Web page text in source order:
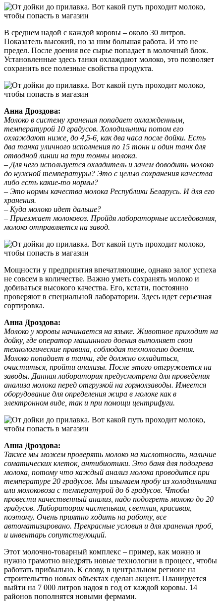
В среднем надой с каждой коровы – около 30 литров.
Показатель высокий, но за ним большая работа. И это не
предел. После доения все сырье попадает в молочный блок.
Установленные здесь танки охлаждают молоко, это позволяет
сохранить все полезные свойства продукта.
Анна Дроздова:
Молоко в систему хранения попадает охлажденным,
температурой 10 градусов. Холодильники потом его
охлаждают ниже, до 4,5-6, как два часа после дойки. Есть
два танка уличного исполнения по 15 тонн и один танк для
отводной линии на три тонны молока.
– Для чего используется охладитель и зачем доводить молоко
до нужной температуры? Это с целью сохранения качества
либо есть какие-то нормы?
– Это нормы качества молока Республики Беларусь. И для его
хранения.
– Куда молоко идет дальше?
– Приезжает молоковоз. Пройдя лабораторные исследования,
молоко отправляется на завод.
Мощности у предприятия впечатляющие, однако залог успеха
не совсем в количестве. Важно уметь сохранять молоко и
добиваться высокого качества. Его, кстати, постоянно
проверяют в специальной лаборатории. Здесь идет серьезная
сортировка.
Анна Дроздова:
Молоко у коровы начинается на языке. Животное приходит на
дойку, где оператор машинного доения выполняет свои
технологические правила, соблюдая технологию доения.
Молоко попадает в танки, где должно охладиться,
очиститься, пройти анализы. После этого отгружается на
заводы. Данная лаборатория предусмотрена для проведения
анализа молока перед отгрузкой на гормолзаводы. Имеется
оборудование для определения жира в молоке как в
электронном виде, так и при помощи центрифуги.
Анна Дроздова:
Также мы можем проверять молоко на кислотность, наличие
соматических клеток, антибиотики. Это баня для подогрева
молока, потому что каждый анализ молока проводится при
температуре 20 градусов. Мы изымаем пробу из холодильника
или молоковоза с температурой до 6 градусов. Чтобы
провести качественный анализ, надо подогреть молоко до 20
градусов. Лаборатория чистенькая, светлая, красивая,
поэтому. Очень приятно ходить на работу, все
автоматизировано. Прекрасные условия и для хранения проб,
и инвентарь сопутствующий.
Этот молочно-товарный комплекс – пример, как можно и
нужно грамотно внедрять новые технологии в процесс, чтобы
работать прибыльно. К слову, в центральном регионе на
строительство новых объектах сделан акцент. Планируется
выйти на 7 000 литров надоя в год от каждой коровы. 14
районов пополнятся новыми фермами.